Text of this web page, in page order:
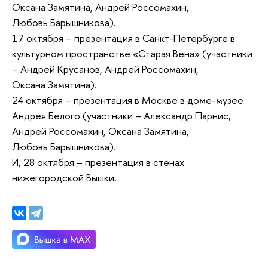
Оксана Замятина, Андрей Россомахин,
Любовь Барышникова).
17 октября – презентация в Санкт-Петербурге в
культурном пространстве «Старая Вена» (участники
– Андрей Крусанов, Андрей Россомахин,
Оксана Замятина).
24 октября – презентация в Москве в доме-музее
Андрея Белого (участники – Александр Парнис,
Андрей Россомахин, Оксана Замятина,
Любовь Барышникова).
И, 28 октября – презентация в стенах
нижегородской Вышки.